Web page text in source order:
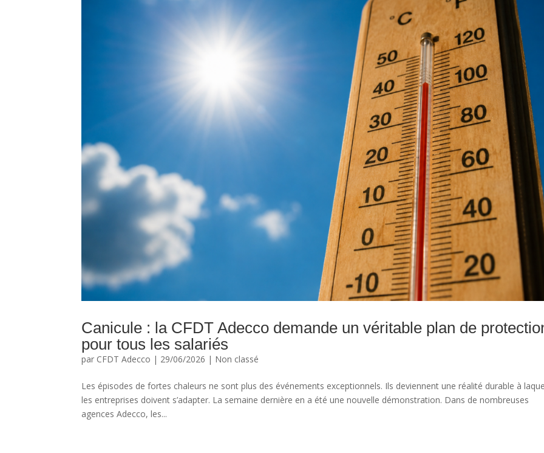
Canicule : la CFDT Adecco demande un véritable plan de
pour tous les salariés
par CFDT Adecco | 29/06/2026 | Non classé
Les épisodes de fortes chaleurs ne sont plus des événements exceptionnels. Ils deviennent une réalité durable à
les entreprises doivent s’adapter. La semaine dernière en a été une nouvelle démonstration. Dans de nombreuses
agences Adecco, les...